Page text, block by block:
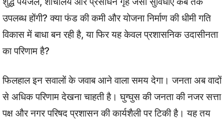
उपलब्ध होंगी? क्या फंड की कमी और योजना निर्माण की धीमी गति
विकास में बाधा बन रही है, या फिर यह केवल प्रशासनिक उदासीनता
का परिणाम है?
फिलहाल इन सवालों के जवाब आने वाला समय देगा। जनता अब वादों
से अधिक परिणाम देखना चाहती है। घुग्घुस की जनता की नजर सत्ता
पक्ष और नगर परिषद प्रशासन की कार्यशैली पर टिकी है। यह तय